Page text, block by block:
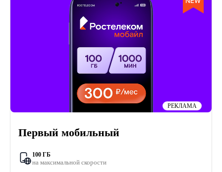
Первый мобильный
100 ГБ
на максимальной скорости
РЕКЛАМА